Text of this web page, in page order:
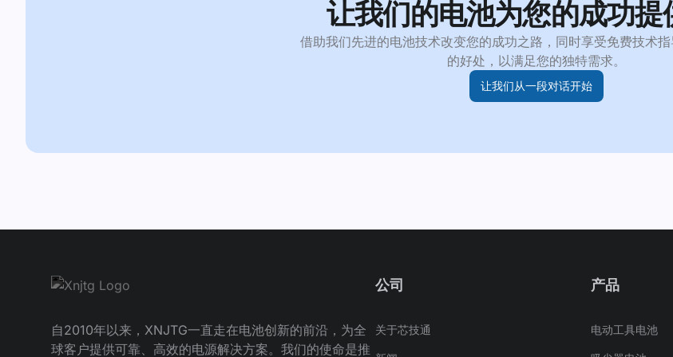
让我们的电池为您的成功提
借助我们先进的电池技术改变您的成功之路，同时享受免费技术
的好处，以满足您的独特需求。
让我们从一段对话开始
自2010年以来，XNJTG一直走在电池创新的前沿，为全
球客户提供可靠、高效的电源解决方案。我们的使命是推
公司
关于芯技通
产品
电动工具电池